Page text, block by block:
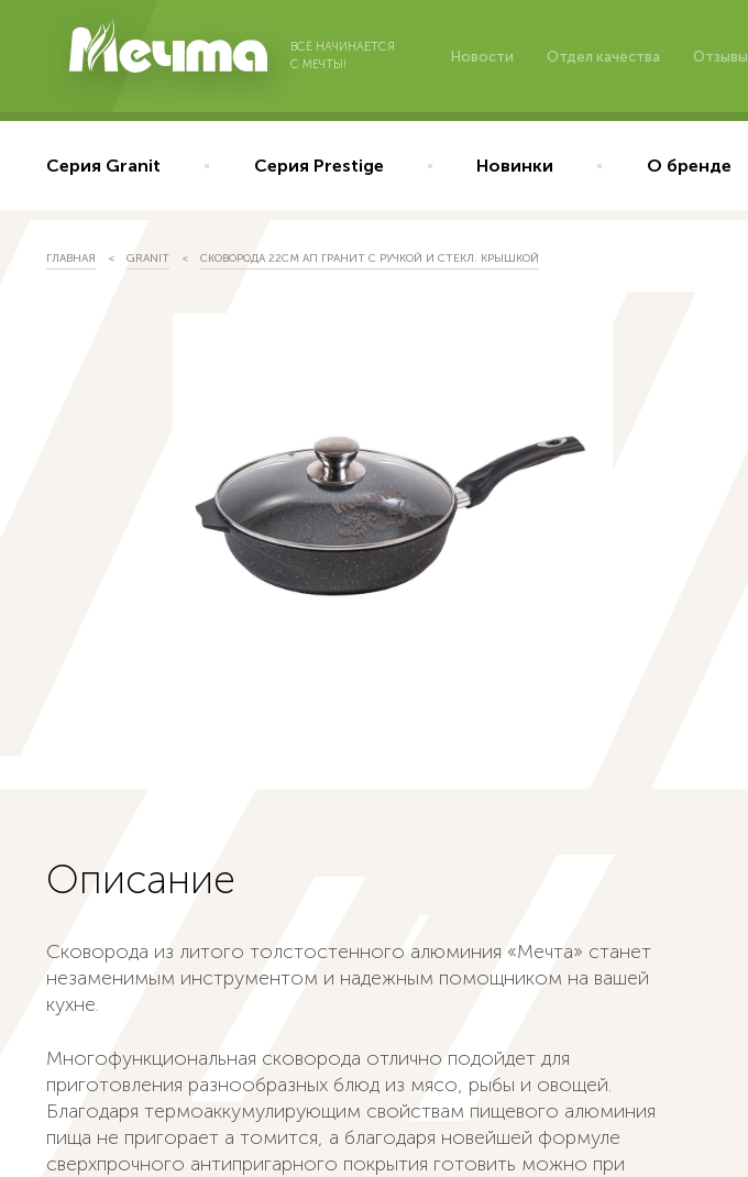
ВСЁ НАЧИНАЕТСЯ
С МЕЧТЫ!
Новости Отдел качества Отзывы
Серия Granit Серия Prestige Новинки О бренде
ГЛАВНАЯ GRANIT СКОВОРОДА 22СМ АП ГРАНИТ С РУЧКОЙ И СТЕКЛ. КРЫШКОЙ
Описание
Сковорода из литого толстостенного алюминия «Мечта» станет
незаменимым инструментом и надежным помощником на вашей
кухне.
Многофункциональная сковорода отлично подойдет для
приготовления разнообразных блюд из мясо, рыбы и овощей.
Благодаря термоаккумулирующим свойствам пищевого алюминия
пища не пригорает а томится, а благодаря новейшей формуле
сверхпрочного антипригарного покрытия готовить можно при